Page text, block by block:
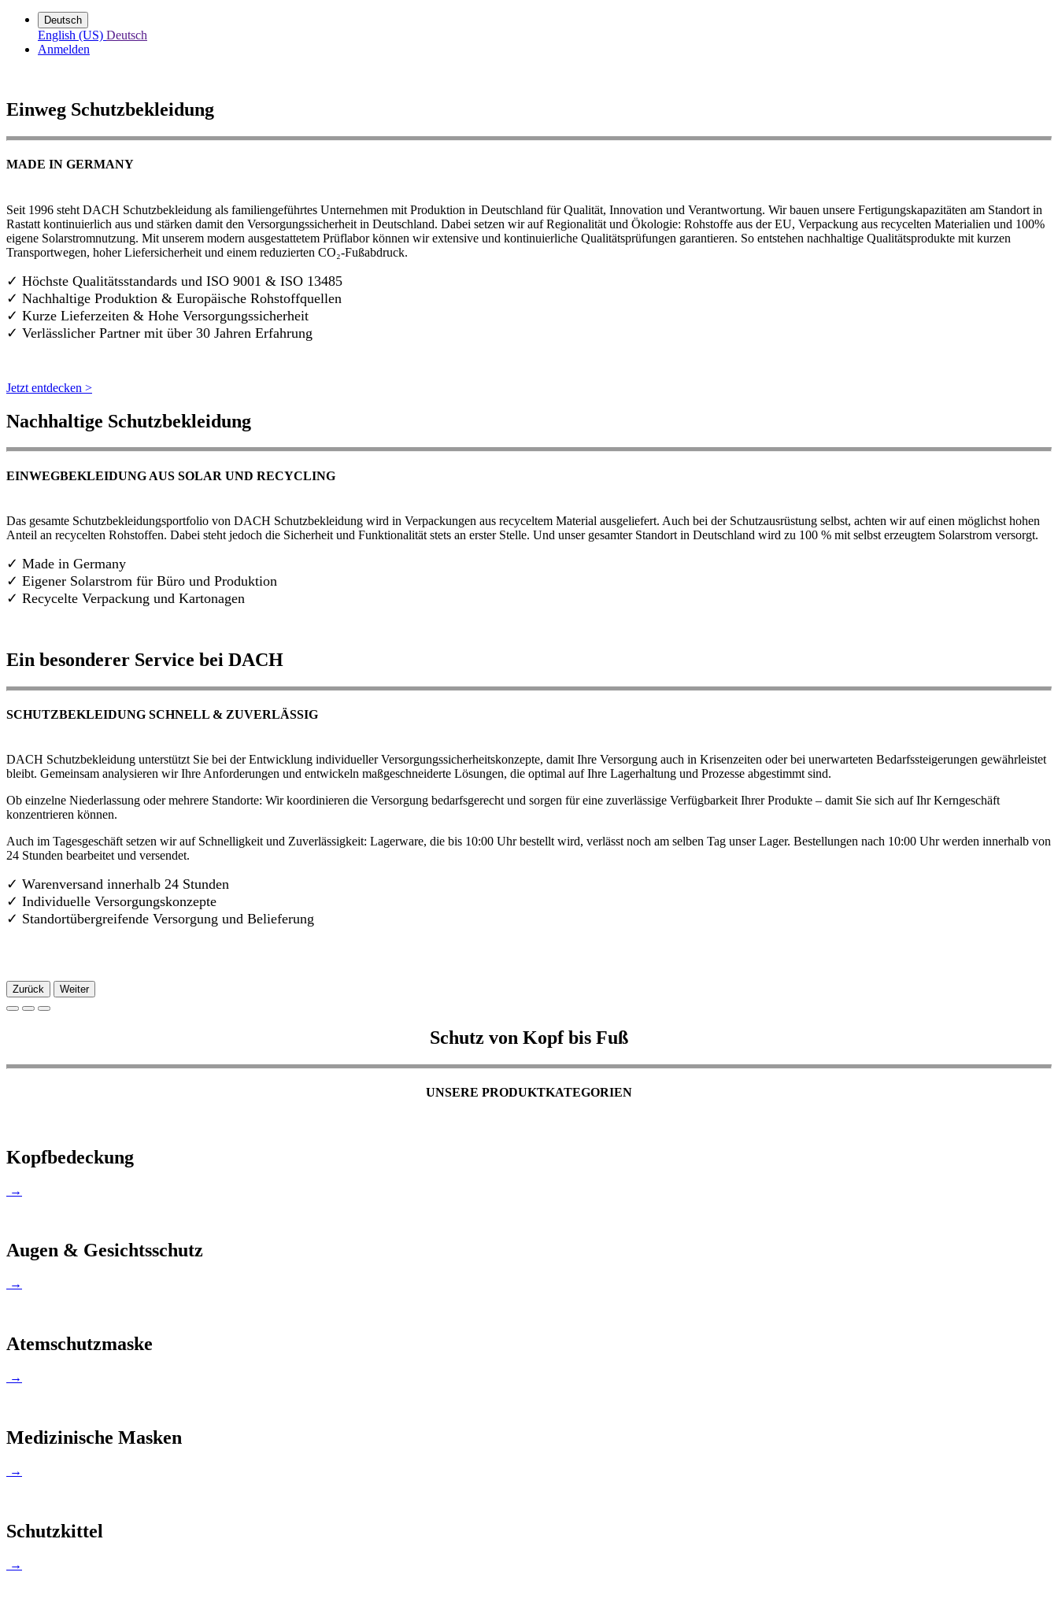
Deutsch
English (US) Deutsch
Anmelden
Einweg Schutzbekleidung
MADE IN GERMANY
Seit 1996 steht DACH Schutzbekleidung als familiengeführtes Unternehmen mit Produktion in Deutschland für Qualität, Innovation und Verantwortung. Wir bauen unsere Fertigungskapazitäten am Standort in
Rastatt kontinuierlich aus und stärken damit den Versorgungssicherheit in Deutschland. Dabei setzen wir auf Regionalität und Ökologie: Rohstoffe aus der EU, Verpackung aus recycelten Materialien und 100%
eigene Solarstromnutzung. Mit unserem modern ausgestattetem Prüflabor können wir extensive und kontinuierliche Qualitätsprüfungen garantieren. So entstehen nachhaltige Qualitätsprodukte mit kurzen
Transportwegen, hoher Liefersicherheit und einem reduzierten CO₂-Fußabdruck.
✓ Höchste Qualitätsstandards und ISO 9001 & ISO 13485
✓ Nachhaltige Produktion & Europäische Rohstoffquellen
✓ Kurze Lieferzeiten & Hohe Versorgungssicherheit
✓ Verlässlicher Partner mit über 30 Jahren Erfahrung
Jetzt entdecken >
Nachhaltige Schutzbekleidung
EINWEGBEKLEIDUNG AUS SOLAR UND RECYCLING
Das gesamte Schutzbekleidungsportfolio von DACH Schutzbekleidung wird in Verpackungen aus recyceltem Material ausgeliefert. Auch bei der Schutzausrüstung selbst, achten wir auf einen möglichst hohen
Anteil an recycelten Rohstoffen. Dabei steht jedoch die Sicherheit und Funktionalität stets an erster Stelle. Und unser gesamter Standort in Deutschland wird zu 100 % mit selbst erzeugtem Solarstrom versorgt.
✓ Made in Germany
✓ Eigener Solarstrom für Büro und Produktion
✓ Recycelte Verpackung und Kartonagen
Ein besonderer Service bei DACH
SCHUTZBEKLEIDUNG SCHNELL & ZUVERLÄSSIG
DACH Schutzbekleidung unterstützt Sie bei der Entwicklung individueller Versorgungssicherheitskonzepte, damit Ihre Versorgung auch in Krisenzeiten oder bei unerwarteten Bedarfssteigerungen gewährleistet
bleibt. Gemeinsam analysieren wir Ihre Anforderungen und entwickeln maßgeschneiderte Lösungen, die optimal auf Ihre Lagerhaltung und Prozesse abgestimmt sind.
Ob einzelne Niederlassung oder mehrere Standorte: Wir koordinieren die Versorgung bedarfsgerecht und sorgen für eine zuverlässige Verfügbarkeit Ihrer Produkte – damit Sie sich auf Ihr Kerngeschäft
konzentrieren können.
Auch im Tagesgeschäft setzen wir auf Schnelligkeit und Zuverlässigkeit: Lagerware, die bis 10:00 Uhr bestellt wird, verlässt noch am selben Tag unser Lager. Bestellungen nach 10:00 Uhr werden innerhalb von
24 Stunden bearbeitet und versendet.
✓ Warenversand innerhalb 24 Stunden
✓ Individuelle Versorgungskonzepte
✓ Standortübergreifende Versorgung und Belieferung
Zurück Weiter
Schutz von Kopf bis Fuß
UNSERE PRODUKTKATEGORIEN
Kopfbedeckung
→
Augen & Gesichtsschutz
→
Atemschutzmaske
→
Medizinische Masken
→
Schutzkittel
→